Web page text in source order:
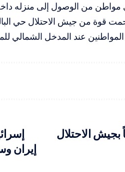
مواطن من الوصول إلى منزله
قوة من جيش الاحتلال حي
عند المدخل الشمالي
الاحتلال
إيران